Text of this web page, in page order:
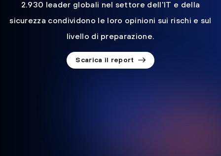
2.930 leader globali nel settore dell'IT e della
sicurezza condividono le loro opinioni sui rischi e sul
livello di preparazione.
Scarica il report